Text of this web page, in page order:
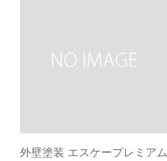
外壁塗装 エスケープレミアム